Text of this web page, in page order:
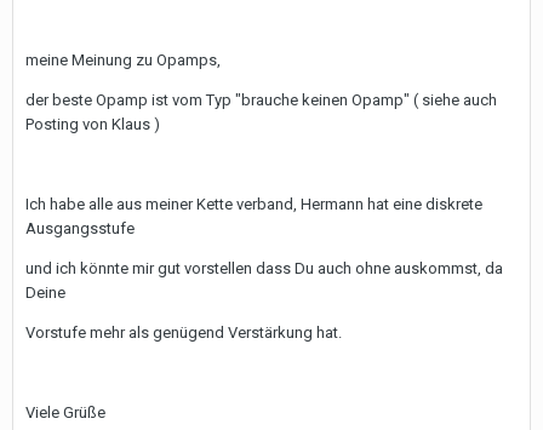
meine Meinung zu Opamps,
der beste Opamp ist vom Typ "brauche keinen Opamp" ( siehe auch
Posting von Klaus )
Ich habe alle aus meiner Kette verband, Hermann hat eine diskrete
Ausgangsstufe
und ich könnte mir gut vorstellen dass Du auch ohne auskommst, da
Deine
Vorstufe mehr als genügend Verstärkung hat.
Viele Grüße